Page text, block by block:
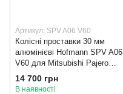
Артикул: SPV A06 V60
Колісні проставки 30 мм
алюмінієві Hofmann SPV A06
V60 для Mitsubishi Pajero
Sport 2, 3, L200, Wagon
14 700 грн
В наявності